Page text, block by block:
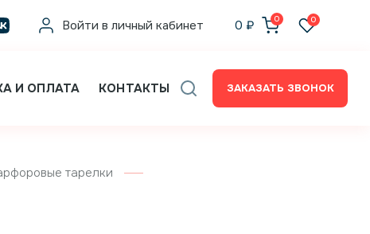
Войти в личный кабинет 0 ₽ 0 0
И ОПЛАТА КОНТАКТЫ ЗАКАЗАТЬ ЗВОНОК
тарелки